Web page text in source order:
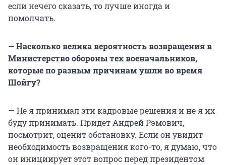
если нечего сказать, то лучше иногда и
помолчать.
— Насколько велика вероятность возвращения в
Министерство обороны тех военачальников,
которые по разным причинам ушли во время
Шойгу?
— Не я принимал эти кадровые решения и не я их
буду принимать. Придет Андрей Рэмович,
посмотрит, оценит обстановку. Если он увидит
необходимость возвращения кого-то, я думаю, что
он инициирует этот вопрос перед президентом